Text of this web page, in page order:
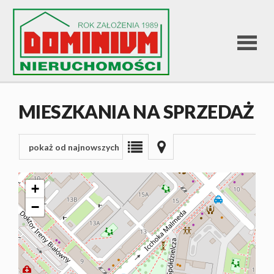
STRONA
OFERTA
MIESZKANIA NA SPRZEDAŻ
pokaż od najnowszych
+
−